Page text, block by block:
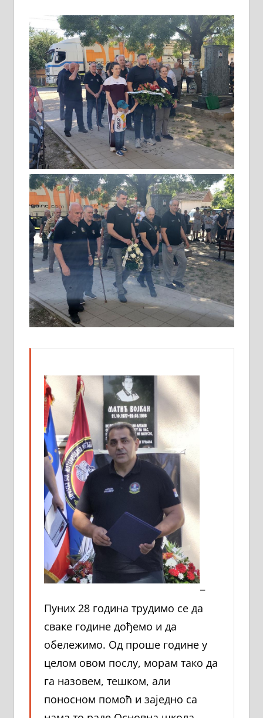
−
Пуних 28 година трудимо се да
сваке године дођемо и да
обележимо. Од проше године у
целом овом послу, морам тако да
га назовем, тешком, али
поносном помоћ и заједно са